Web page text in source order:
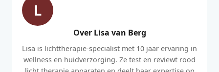
L
Over Lisa van Berg
Lisa is lichttherapie-specialist met 10 jaar ervaring in
wellness en huidverzorging. Ze test en reviewt rood